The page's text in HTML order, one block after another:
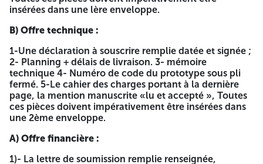
moyen d’un chiffre d’affaires en bilan de la dernière année
égale ou supérieure à 2.000.000 DA pour les
soumissionnaires dans le lot n°1, et 1.000.000 DA pour les
soumissionnaires dans le lot n°2, lot n°3, lot n°4, intéressés
par le présent avis et remplissant les conditions requises,
peuvent retirer le cahiers de charges concernant ces
Opérations auprès de la Direction de l’éducation de la
wilaya d’Oran :
104- rue mouloud Feraoun Service de la programmation et
du suivi, Contre un paiement de quatre mille dinars
(4000.00 DA), versé au compte du trésor N° 211007000 Et
ce, dès la première parution du présent avis sur les
électronique
insérées dans une lère enveloppe.
B) Offre technique :
1-Une déclaration à souscrire remplie datée et signée ;
2- Planning + délais de livraison. 3- mémoire
technique 4- Numéro de code du prototype sous pli
fermé. 5-Le cahier des charges portant à la dernière
page, la mention manuscrite «lu et accepté », Toutes
ces pièces doivent impérativement être insérées dans
une 2ème enveloppe.
A) Offre financière :
1)- La lettre de soumission remplie renseignée,